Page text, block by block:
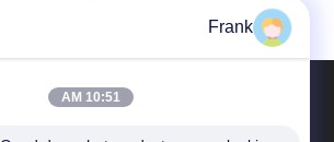
Frank
10:51 AM